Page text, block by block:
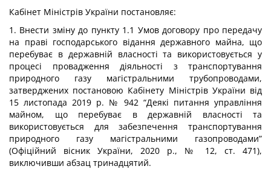
Кабінет Міністрів України постановляє:
1. Внести зміну до пункту 1.1 Умов договору про передачу
на праві господарського відання державного майна, що
перебуває в державній власності та використовується у
процесі провадження діяльності з транспортування
природного газу магістральними трубопроводами,
затверджених постановою Кабінету Міністрів України від
15 листопада 2019 р. № 942 “Деякі питання управління
майном, що перебуває в державній власності та
використовується для забезпечення транспортування
природного газу магістральними газопроводами”
(Офіційний вісник України, 2020 р., № 12, ст. 471),
виключивши абзац тринадцятий.